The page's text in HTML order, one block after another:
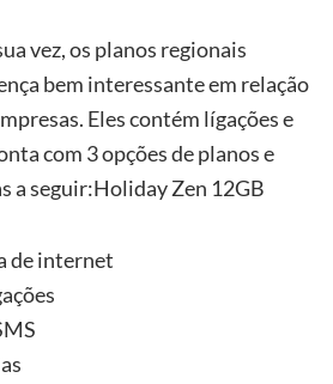
vez, os planos regionais
bem interessante em relação
Eles contém lígações e
com 3 opções de planos e
a seguir:Holiday Zen 12GB
de internet